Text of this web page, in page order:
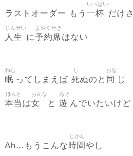
ラストオーダー もう 一杯
いっぱい
だけさ
人生
じんせい
に予約席
よやくせき
はない
眠
ねむ
ってしまえば 死
し
ぬのと 同
おな
じ
本当
ほんと
は女
おんな
と 遊
あそ
んでいたいけど
Ah…もうこんな時間
じかん
やし